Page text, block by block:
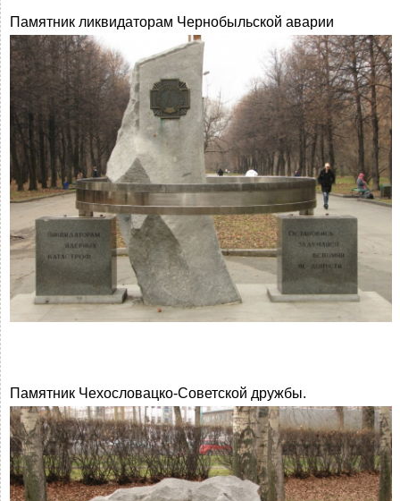
Памятник ликвидаторам Чернобыльской аварии
Памятник Чехословацко-Советской дружбы.